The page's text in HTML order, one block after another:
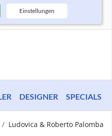
Einstellungen
DESIGNER SPECIALS
Ludovica & Roberto Palomba